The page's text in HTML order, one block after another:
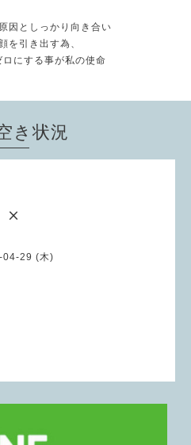
因としっかり向き合い
を引き出す為、
にする事が私の使命
き状況
×
04-29 (木)